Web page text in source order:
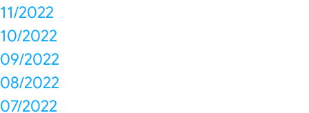
11/2022
10/2022
09/2022
08/2022
07/2022